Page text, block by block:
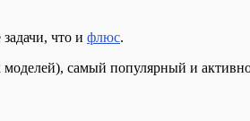
что и флюс.
самый популярный и активно